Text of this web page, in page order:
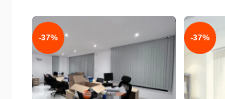
-37% -37%